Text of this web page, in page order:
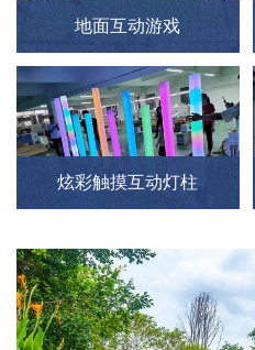
地面互动游戏
炫彩触摸互动灯柱